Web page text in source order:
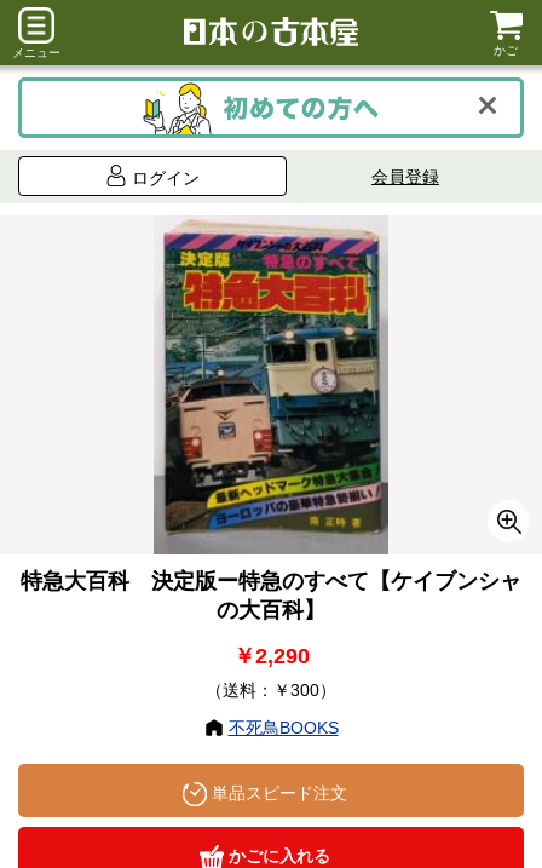
メニュー かご
ログイン 会員登録
特急大百科 決定版ー特急のすべて【ケイブンシャ
の大百科】
￥2,290
（送料：￥300）
不死鳥BOOKS
単品スピード注文
かごに入れる